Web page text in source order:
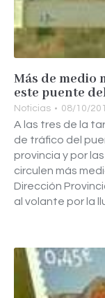
Más de
este puente
Noticias 08/10/
A las tres de la
de tráfico del
provincia y por
circulen más
Dirección
al volante por la